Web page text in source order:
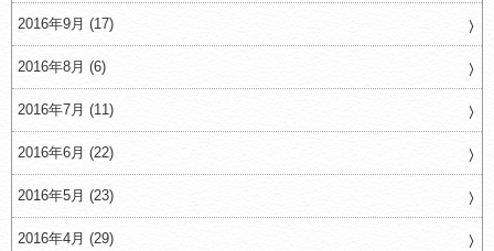
2016年9月 (17)
2016年8月 (6)
2016年7月 (11)
2016年6月 (22)
2016年5月 (23)
2016年4月 (29)